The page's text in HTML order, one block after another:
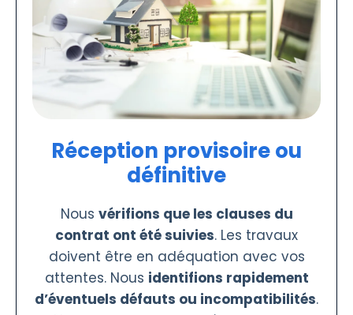
Réception provisoire ou
définitive
Nous vérifions que les clauses du
contrat ont été suivies. Les travaux
doivent être en adéquation avec vos
attentes. Nous identifions rapidement
d’éventuels défauts ou incompatibilités.